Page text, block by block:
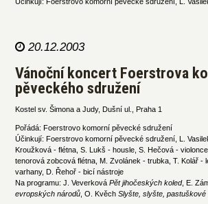
20.12.2003
Vánoční koncert Foerstrova
pěveckého sdružení
Kostel sv. Šimona a Judy, Dušní ul., Praha 1
Pořádá: Foerstrovo komorní pěvecké sdružení
Účinkují: Foerstrovo komorní pěvecké sdružení, L.
Kroužková - flétna, S. Lukš - housle, S. Hečová -
tenorová zobcová flétna, M. Zvolánek - trubka, T. Kolář -
varhany, D. Řehoř - bicí nástroje
Na programu: J. VeverkováPět jihočeských koled, E.
evropských národů , O. KvěchSlyšte, slyšte, pastuškové